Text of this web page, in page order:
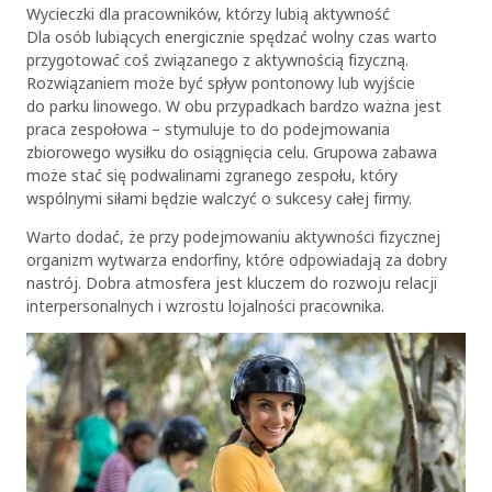
Wycieczki dla pracowników, którzy lubią aktywność
Dla osób lubiących energicznie spędzać wolny czas warto
przygotować coś związanego z aktywnością fizyczną.
Rozwiązaniem może być spływ pontonowy lub wyjście
do parku linowego. W obu przypadkach bardzo ważna jest
praca zespołowa – stymuluje to do podejmowania
zbiorowego wysiłku do osiągnięcia celu. Grupowa zabawa
może stać się podwalinami zgranego zespołu, który
wspólnymi siłami będzie walczyć o sukcesy całej firmy.
Warto dodać, że przy podejmowaniu aktywności fizycznej
organizm wytwarza endorfiny, które odpowiadają za dobry
nastrój. Dobra atmosfera jest kluczem do rozwoju relacji
interpersonalnych i wzrostu lojalności pracownika.